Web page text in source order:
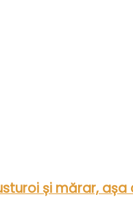
și mărar, așa